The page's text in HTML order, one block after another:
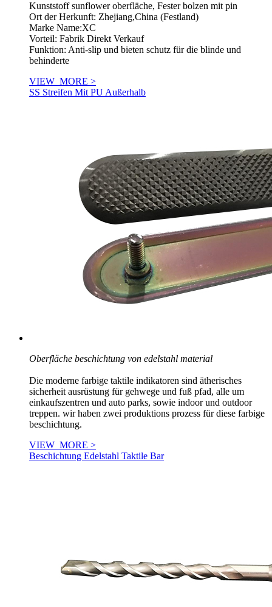
Kunststoff sunflower oberfläche, Fester bolzen mit pin
Ort der Herkunft: Zhejiang,China (Festland)
Marke Name:XC
Vorteil: Fabrik Direkt Verkauf
Funktion: Anti-slip und bieten schutz für die blinde und
behinderte
VIEW_MORE >
SS Streifen Mit PU Außerhalb
Oberfläche beschichtung von edelstahl material
Die moderne farbige taktile indikatoren sind ätherisches
sicherheit ausrüstung für gehwege und fuß pfad, alle um
einkaufszentren und auto parks, sowie indoor und outdoor
treppen. wir haben zwei produktions prozess für diese farbige
beschichtung.
VIEW_MORE >
Beschichtung Edelstahl Taktile Bar